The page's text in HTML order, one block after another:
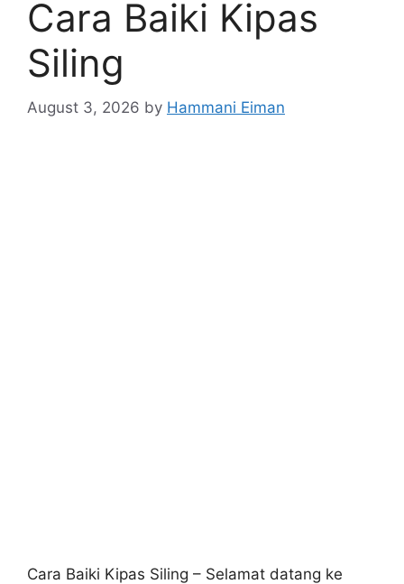
Cara Baiki Kipas
Siling
August 3, 2026 by Hammani Eiman
Cara Baiki Kipas Siling – Selamat datang ke